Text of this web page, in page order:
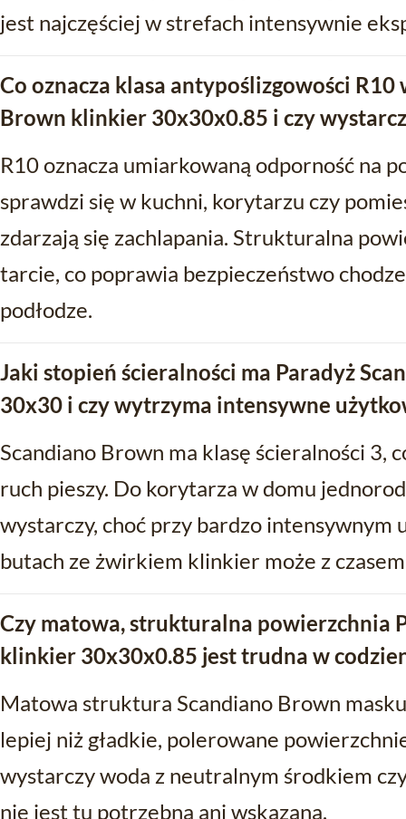
jest najczęściej w strefach intensywnie
Co oznacza klasa antypoślizgowości R10
Brown klinkier 30x30x0.85 i czy
R10 oznacza umiarkowaną odporność na
sprawdzi się w kuchni, korytarzu czy
zdarzają się zachlapania. Strukturalna
tarcie, co poprawia bezpieczeństwo
podłodze.
Jaki stopień ścieralności ma Paradyż
30x30 i czy wytrzyma intensywne
Scandiano Brown ma klasę ścieralności 3,
ruch pieszy. Do korytarza w domu
wystarczy, choć przy bardzo intensywnym
butach ze żwirkiem klinkier może z
Czy matowa, strukturalna powierzchnia
klinkier 30x30x0.85 jest trudna w
Matowa struktura Scandiano Brown
lepiej niż gładkie, polerowane
wystarczy woda z neutralnym środkiem
nie jest tu potrzebna ani wskazana.